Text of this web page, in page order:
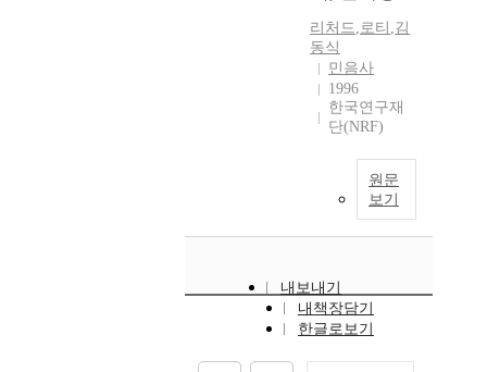
리처드,로티 ,김
동식
민음사
1996
한국연구재
단(NRF)
원문
보기
내보내기
내책장담기
한글로보기